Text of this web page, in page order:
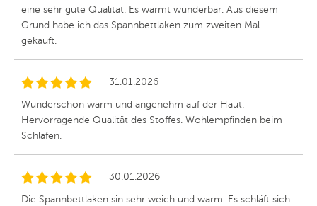
eine sehr gute Qualität. Es wärmt wunderbar. Aus diesem
Grund habe ich das Spannbettlaken zum zweiten Mal
gekauft.
31.01.2026
Wunderschön warm und angenehm auf der Haut.
Hervorragende Qualität des Stoffes. Wohlempfinden beim
Schlafen.
30.01.2026
Die Spannbettlaken sin sehr weich und warm. Es schläft sich